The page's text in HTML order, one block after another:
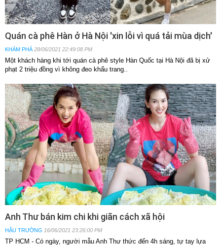
Quán cà phê Hàn ở Hà Nội 'xin lỗi vì quá tải mùa dịch'
KHÁM PHÁ 28/06/2021 22:49:08 PM
Một khách hàng khi tới quán cà phê style Hàn Quốc tại Hà Nội đã bị xử
phạt 2 triệu đồng vì không đeo khẩu trang..
Anh Thư bán kim chi khi giãn cách xã hội
HẬU TRƯỜNG 16/06/2021 23:26:00 PM
TP HCM - Có ngày, người mẫu Anh Thư thức đến 4h sáng, tự tay lựa